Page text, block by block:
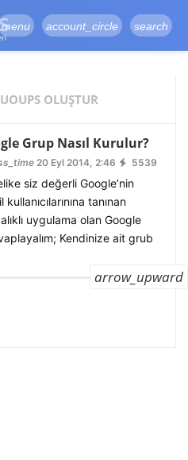
menu account_circle search
OLUŞTUR
Grup Nasıl Kurulur?
20 Eyl 2014, 2:46 5539
siz değerli Google’nin
kullanıcılarınına tanınan
uygulama olan Google
Kendinize ait grub
arrow_upward